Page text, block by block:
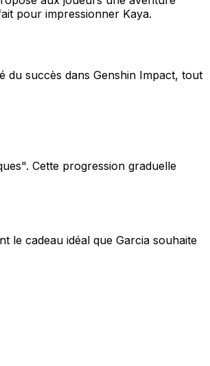
pour impressionner Kaya.
du succès dans Genshin Impact, tout
Cette progression graduelle
le cadeau idéal que Garcia souhaite